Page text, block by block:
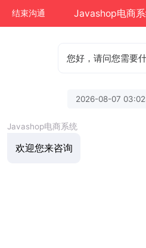
结束沟通
您好，请问您需要
2026-08-07
Javashop电商系统
欢迎您来咨询